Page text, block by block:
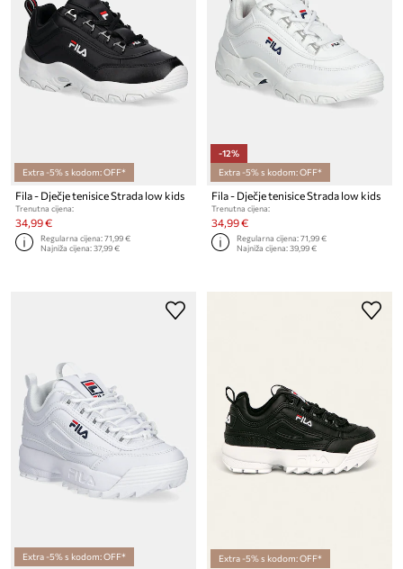
Extra -5% s kodom: OFF*
Fila - Dječje tenisice Strada low kids
Trenutna cijena:
34,99 €
Regularna cijena:71,99 €
Najniža cijena:37,99 €
-12%
Extra -5% s kodom: OFF*
Fila - Dječje tenisice Strada low kids
Trenutna cijena:
34,99 €
Regularna cijena:71,99 €
Najniža cijena:39,99 €
Extra -5% s kodom: OFF* Extra -5% s kodom: OFF*